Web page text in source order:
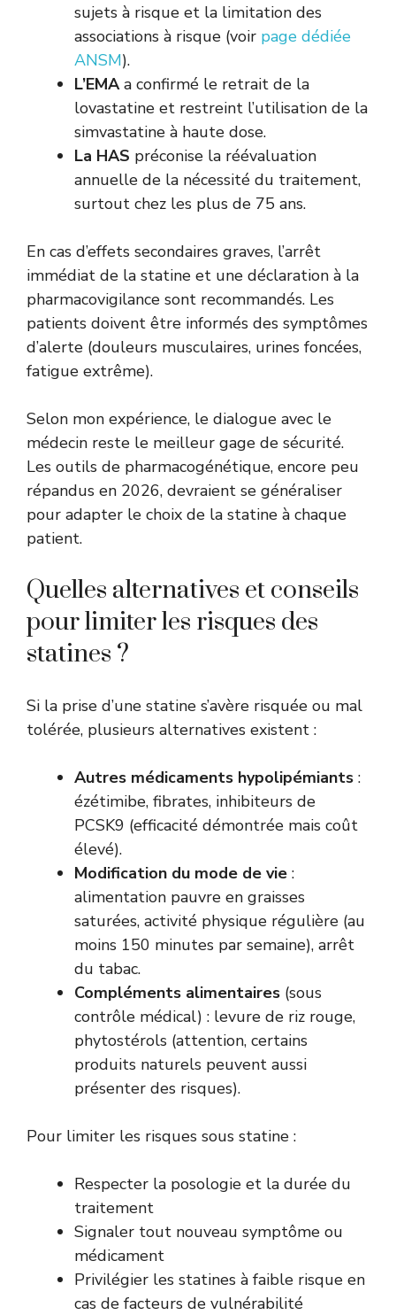
sujets à risque et la limitation des
associations à risque (voir page dédiée
ANSM).
L’EMAa confirmé le retrait de la
lovastatine et restreint l’utilisation de la
simvastatine à haute dose.
La HAS préconise la réévaluation
annuelle de la nécessité du traitement,
surtout chez les plus de 75 ans.
En cas d’effets secondaires graves, l’arrêt
immédiat de la statine et une déclaration à la
pharmacovigilance sont recommandés. Les
patients doivent être informés des symptômes
d’alerte (douleurs musculaires, urines foncées,
fatigue extrême).
Selon mon expérience, le dialogue avec le
médecin reste le meilleur gage de sécurité.
Les outils de pharmacogénétique, encore peu
répandus en 2026, devraient se généraliser
pour adapter le choix de la statine à chaque
patient.
Quelles alternatives et conseils
pour limiter les risques des
statines ?
Si la prise d’une statine s’avère risquée ou mal
tolérée, plusieurs alternatives existent :
Autres médicaments hypolipémiants :
ézétimibe, fibrates, inhibiteurs de
PCSK9 (efficacité démontrée mais coût
élevé).
Modification du mode de vie :
alimentation pauvre en graisses
saturées, activité physique régulière (au
moins 150 minutes par semaine), arrêt
du tabac.
Compléments alimentaires (sous
contrôle médical) : levure de riz rouge,
phytostérols (attention, certains
produits naturels peuvent aussi
présenter des risques).
Pour limiter les risques sous statine :
Respecter la posologie et la durée du
traitement
Signaler tout nouveau symptôme ou
médicament
Privilégier les statines à faible risque en
cas de facteurs de vulnérabilité